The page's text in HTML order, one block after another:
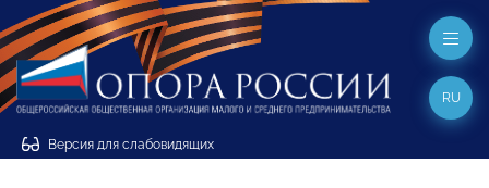
Версия для слабовидящих
RU